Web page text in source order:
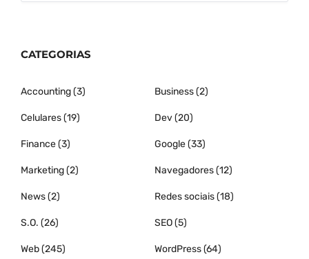
CATEGORIAS
Accounting(3) Business(2)
Celulares(19) Dev(20)
Finance(3) Google(33)
Marketing(2) Navegadores(12)
News(2) Redes sociais(18)
S.O. (26) SEO(5)
Web(245) WordPress(64)